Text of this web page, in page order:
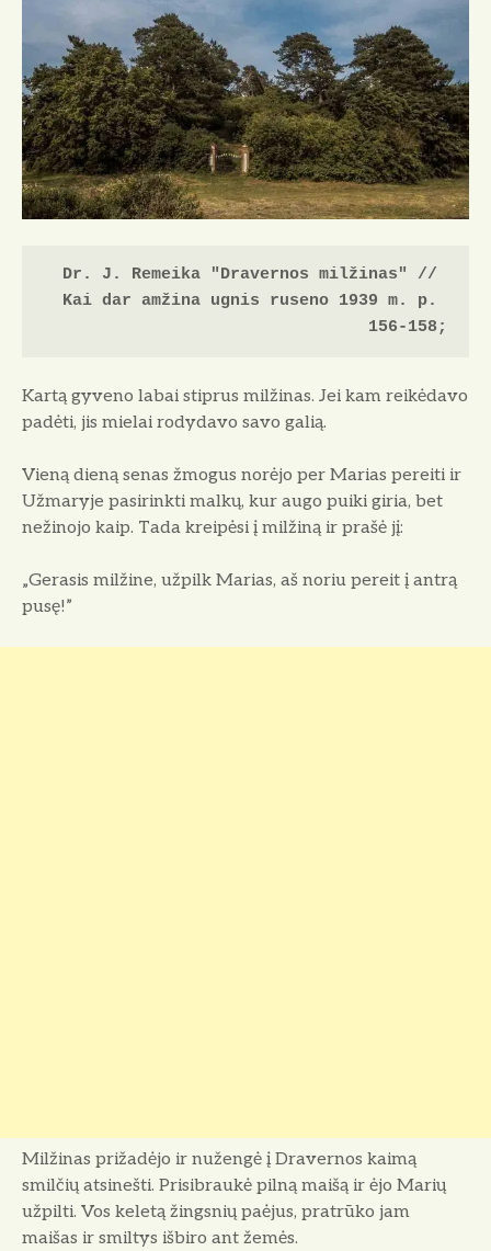
Dr. J. Remeika "Dravernos milžinas" //
Kai dar amžina ugnis ruseno 1939 m. p.
156-158;
Kartą gyveno labai stiprus milžinas. Jei kam reikėdavo
padėti, jis mielai rodydavo sa­vo galią.
Vieną dieną senas žmogus norėjo per Ma­rias pereiti ir
Užmaryje pasirinkti malkų, kur augo puiki giria, bet
nežinojo kaip. Tada krei­pėsi į milžiną ir prašė jį:
„Gerasis milžine, užpilk Marias, aš noriu pereit į antrą
pusę!”
Milžinas prižadėjo ir nužengė į Dravernos kaimą
smilčių atsinešti. Prisibraukė pilną mai­šą ir ėjo Marių
užpilti. Vos keletą žingsnių pa­ėjus, pratrūko jam
maišas ir smiltys išbiro ant žemės.